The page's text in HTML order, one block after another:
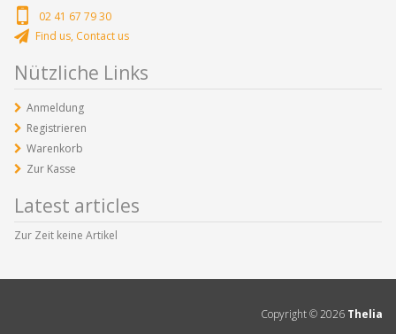
02 41 67 79 30
Find us, Contact us
Nützliche Links
Anmeldung
Registrieren
Warenkorb
Zur Kasse
Latest articles
Zur Zeit keine Artikel
Copyright ©2026 Thelia